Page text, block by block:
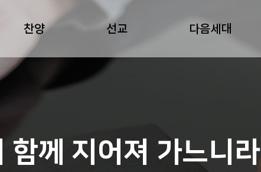
찬양 선교 다음세대
함께 지어져 가느니라